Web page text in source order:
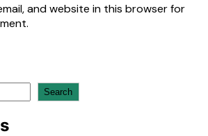
and website in this browser for
Search